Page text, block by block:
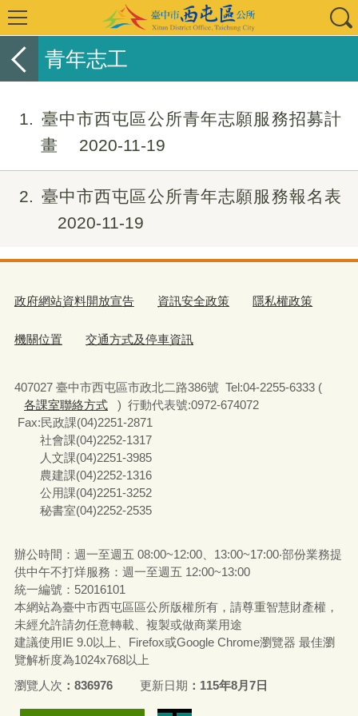
青年志工
1
臺中市西屯區公所青年志願服務招募計
畫
2020-11-19
2
臺中市西屯區公所青年志願服務報名表
2020-11-19
政府網站資料開放宣告 資訊安全政策 隱私權政策
機關位置 交通方式及停車資訊
407027 臺中市西屯區市政北二路386號 Tel:04-2255-6333 (
各課室聯絡方式
) 行動代表號:0972-674072
Fax:民政課(04)2251-2871
社會課(04)2252-1317
人文課(04)2251-3985
農建課(04)2252-1316
公用課(04)2251-3252
秘書室(04)2252-2535
辦公時間：週一至週五 08:00~12:00、13:00~17:00‧部份業務提
供中午不打烊服務：週一至週五 12:00~13:00
統一編號 ：52016101
本網站為臺中市西屯區區公所版權所有，請尊重智慧財產權，
未經允許請勿任意轉載、複製或做商業用途
建議使用IE 9.0以上、Firefox或Google Chrome瀏覽器 最佳瀏
覽解析度為1024x768以上
瀏覽人次
836976 更新日期 115年8月7日